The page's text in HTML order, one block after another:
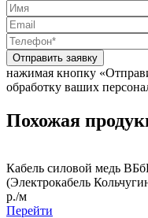
Отправить заявку
нажимая кнопку
обработку ваших
Похожая
Кабель силовой медь
(Электрокабель
р./м
Перейти